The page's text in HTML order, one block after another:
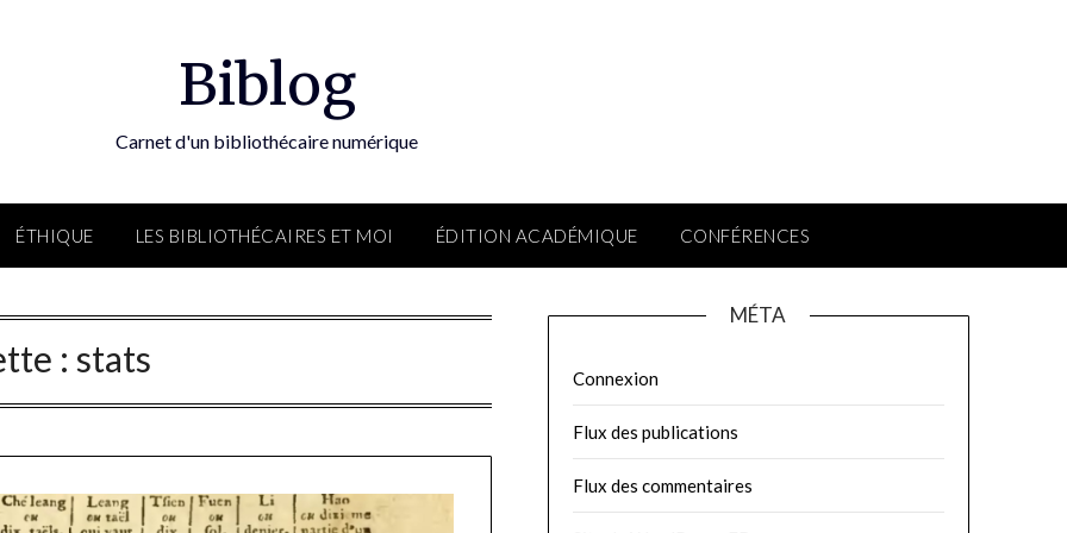
Biblog
Carnet d'un bibliothécaire numérique
ÉTHIQUE LES BIBLIOTHÉCAIRES ET MOI ÉDITION ACADÉMIQUE CONFÉRENCES
:stats
MÉTA
Connexion
Flux des publications
Flux des commentaires